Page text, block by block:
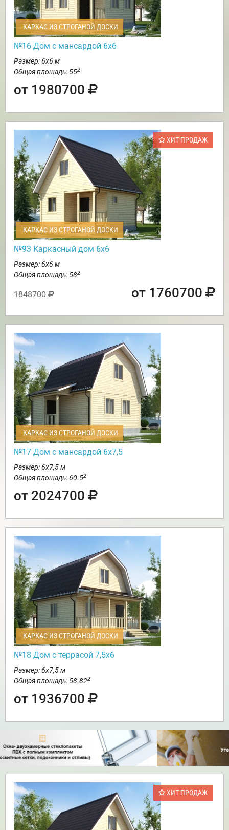
КАРКАС ИЗ СТРОГАНОЙ ДОСКИ
№16 Дом с мансардой 6х6
Размер: 6х6 м
Общая площадь: 552
от 1980700
ХИТ ПРОДАЖ
КАРКАС ИЗ СТРОГАНОЙ ДОСКИ
№93 Каркасный дом 6х6
Размер: 6х6 м
Общая площадь: 582
1848700 от 1760700
КАРКАС ИЗ СТРОГАНОЙ ДОСКИ
№17 Дом с мансардой 6х7,5
Размер: 6х7,5 м
Общая площадь: 60.52
от 2024700
КАРКАС ИЗ СТРОГАНОЙ ДОСКИ
№18 Дом с террасой 7,5х6
Размер: 6х7,5 м
Общая площадь: 58.822
от 1936700
ХИТ ПРОДАЖ